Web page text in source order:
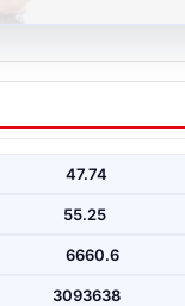
İle Dijital
hassasiyet
47.74
55.25
6660.6
3093638